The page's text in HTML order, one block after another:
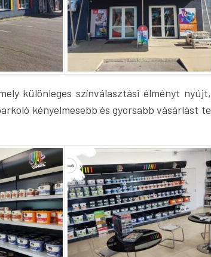
különleges színválasztási élményt
kényelmesebb és gyorsabb vásárlást